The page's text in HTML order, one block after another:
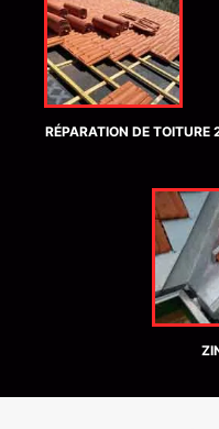
RÉPARATION DE TOITURE